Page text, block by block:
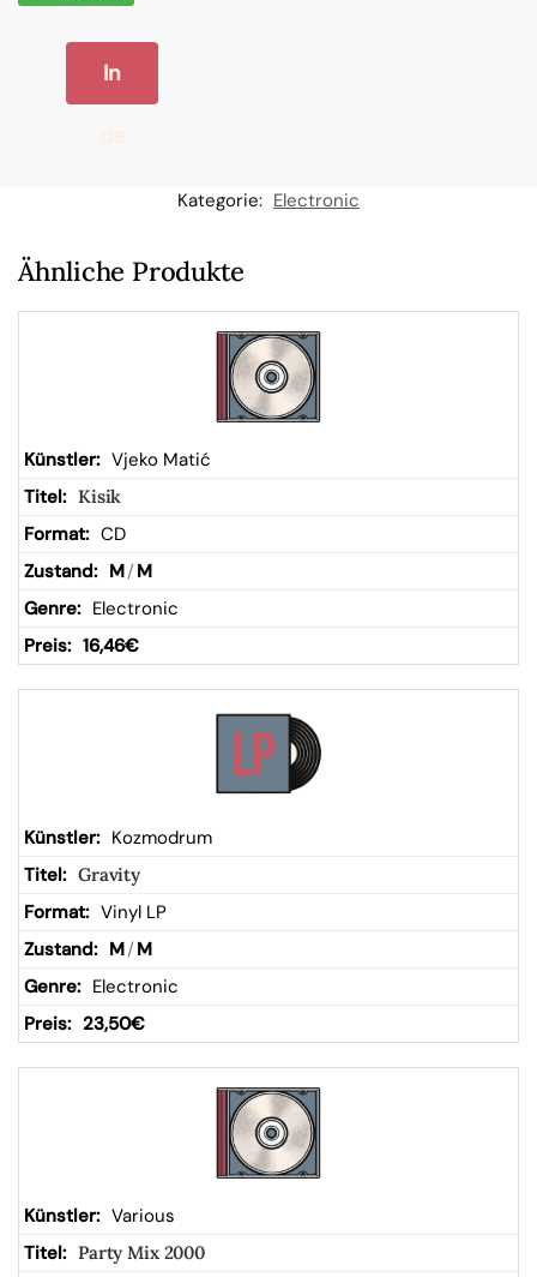
In
W
kor
b
Kategorie: Electronic
Ähnliche Produkte
Vjeko Matić
Kisik
CD
M/ M
Electronic
16,46€
Kozmodrum
Gravity
Vinyl LP
M/ M
Electronic
23,50€
Various
Party Mix 2000